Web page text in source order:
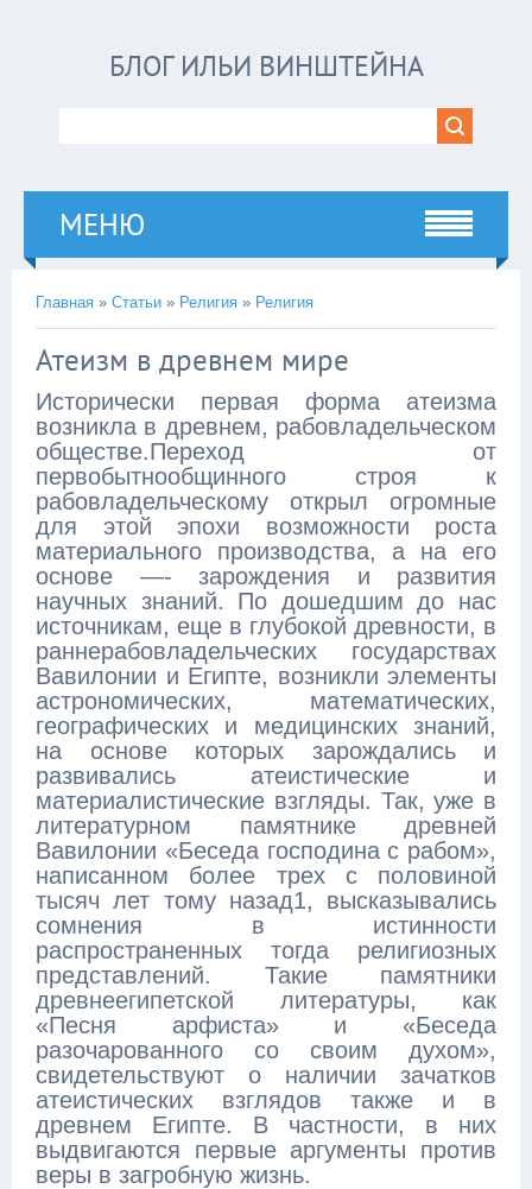
БЛОГ ИЛЬИ ВИНШТЕЙНА
МЕНЮ
Главная » Статьи » Религия » Религия
Атеизм в древнем мире
Исторически первая форма атеизма
возникла в древнем, рабовладельческом
обществе.Переход от
первобытнообщинного строя к
рабовладельческому открыл огромные
для этой эпохи возможности роста
материального производства, а на его
основе —- зарождения и развития
научных знаний. По дошедшим до нас
источникам, еще в глубокой древности, в
раннерабовладельческих государствах
Вавилонии и Египте, возникли элементы
астрономических, математических,
географических и медицинских знаний,
на основе которых зарождались и
развивались атеистические и
материалистические взгляды. Так, уже в
литературном памятнике древней
Вавилонии «Беседа господина с рабом»,
написанном более трех с половиной
тысяч лет тому назад1, высказывались
сомнения в истинности
распространенных тогда религиозных
представлений. Такие памятники
древнеегипетской литературы, как
«Песня арфиста» и «Беседа
разочарованного со своим духом»,
свидетельствуют о наличии зачатков
атеистических взглядов также и в
древнем Египте. В частности, в них
выдвигаются первые аргументы против
веры в загробную жизнь.